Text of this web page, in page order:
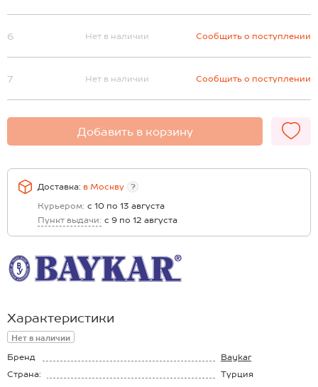
6 Нет в наличии Сообщить о поступлении
7 Нет в наличии Сообщить о поступлении
Добавить в корзину
Доставка: в Москву
?
Курьером: с 10 по 13 августа
Пункт выдачи: с 9 по 12 августа
Характеристики
Нет в наличии
Бренд
Baykar
Страна:
Турция